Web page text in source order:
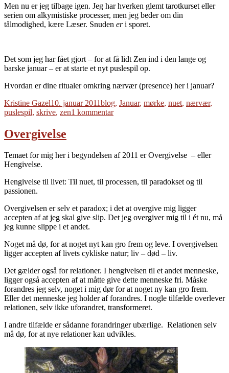
Men nu er jeg tilbage igen. Jeg har hverken glemt tarotkurset eller
serien om alkymistiske processer, men jeg beder om din
tålmodighed, kære Læser. Snuden eri sporet.
Det som jeg har fået gjort – for at få lidt Zen ind i den lange og
barske januar – er at starte et nyt puslespil op.
Hvordan er dine ritualer omkring nærvær (presence) her i januar?
Forfatter
Kristine GazelUdgivet
10. januar 2011Tags
blog, Januar, mørke, nuet, nærvær,
puslespil, skrive, zen1 kommentartil
Overgivelse
Temaet for mig her i begyndelsen af 2011 er Overgivelse – eller
Hengivelse.
Hengivelse til livet: Til nuet, til processen, til paradokset og til
passionen.
Overgivelsen er selv et paradox; i det at overgive mig ligger
accepten af at jeg skal give slip. Det jeg overgiver mig til i ét nu, må
jeg kunne slippe i et andet.
Noget må dø, for at noget nyt kan gro frem og leve. I overgivelsen
ligger accepten af livets cykliske natur; liv – død – liv.
Det gælder også for relationer. I hengivelsen til et andet menneske,
ligger også accepten af at måtte give dette menneske fri. Måske
forandres jeg selv, noget i mig dør for at noget ny kan gro frem.
Eller det menneske jeg holder af forandres. I nogle tilfælde overlever
relationen, selv ikke uforandret, transformeret.
I andre tilfælde er sådanne forandringer ubærlige. Relationen selv
må dø, for at nye relationer kan udvikles.